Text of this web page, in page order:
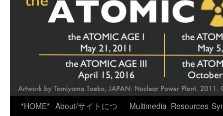
*HOME* About/サイトにつ
Multimedia Resources